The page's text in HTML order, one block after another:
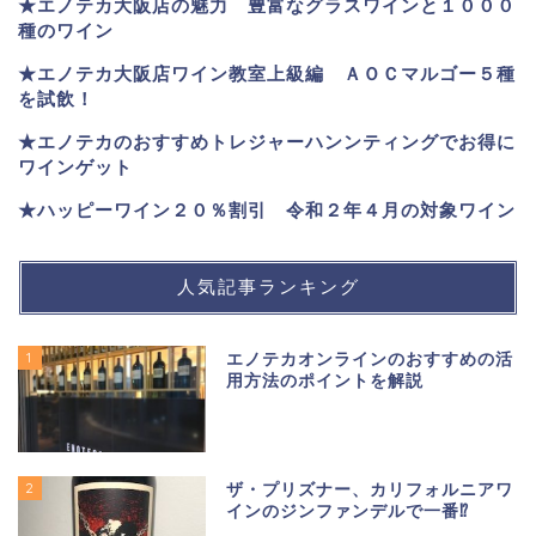
★エノテカ大阪店の魅力 豊富なグラスワインと１０００
種のワイン
★エノテカ大阪店ワイン教室上級編 ＡＯＣマルゴー５種
を試飲！
★エノテカのおすすめトレジャーハンンティングでお得に
ワインゲット
★ハッピーワイン２０％割引 令和２年４月の対象ワイン
人気記事ランキング
1
エノテカオンラインのおすすめの活
用方法のポイントを解説
2
ザ・プリズナー、カリフォルニアワ
インのジンファンデルで一番⁉